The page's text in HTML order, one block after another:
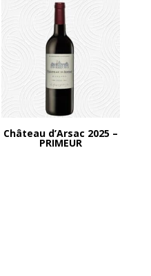
Château d’Arsac 2025 –
PRIMEUR